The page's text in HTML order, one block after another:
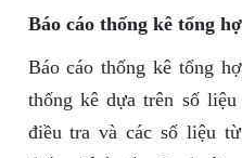
Báo cáo thống kê tổng
Báo cáo thống kê tổng
thống kê dựa trên số
điều tra và các số liệu